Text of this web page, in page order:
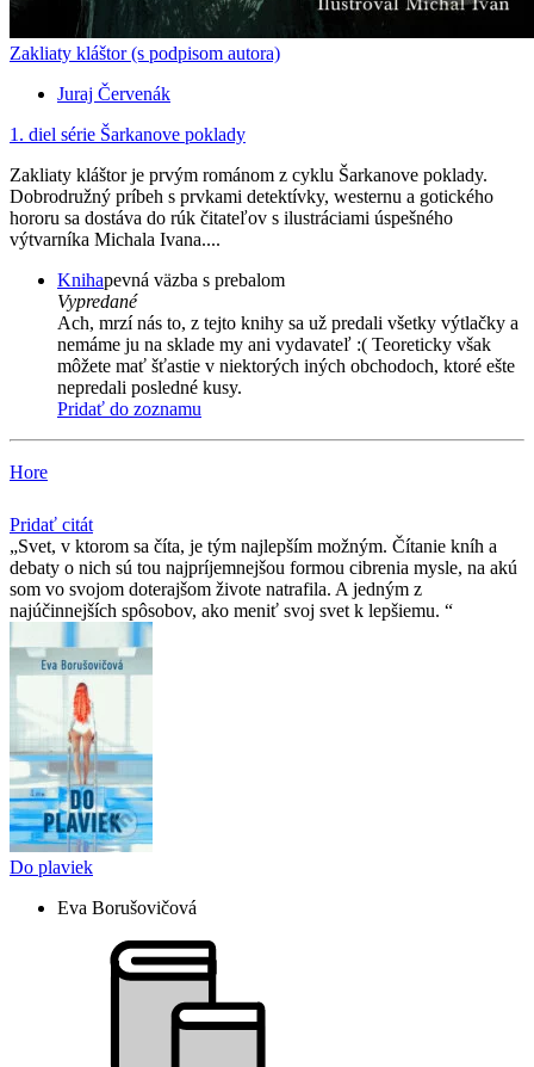
Zakliaty kláštor (s podpisom autora)
Juraj Červenák
1. diel série Šarkanove poklady
Zakliaty kláštor je prvým románom z cyklu Šarkanove poklady.
Dobrodružný príbeh s prvkami detektívky, westernu a gotického
hororu sa dostáva do rúk čitateľov s ilustráciami úspešného
výtvarníka Michala Ivana....
Knihapevná väzba s prebalom
Vypredané
Ach, mrzí nás to, z tejto knihy sa už predali všetky výtlačky a
nemáme ju na sklade my ani vydavateľ :( Teoreticky však
môžete mať šťastie v niektorých iných obchodoch, ktoré ešte
nepredali posledné kusy.
Pridať do zoznamu
Hore
Pridať citát
Svet, v ktorom sa číta, je tým najlepším možným. Čítanie kníh a
debaty o nich sú tou najpríjemnejšou formou cibrenia mysle, na akú
som vo svojom doterajšom živote natrafila. A jedným z
najúčinnejších spôsobov, ako meniť svoj svet k lepšiemu.
Do plaviek
Eva Borušovičová